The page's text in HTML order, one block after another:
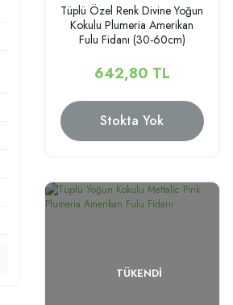
Tüplü Özel Renk Divine Yoğun
Kokulu Plumeria Amerikan
Fulu Fidanı (30-60cm)
642,80 TL
Stokta Yok
TÜKENDI